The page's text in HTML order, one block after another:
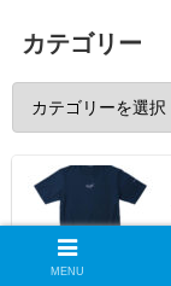
カテゴリー
MENU